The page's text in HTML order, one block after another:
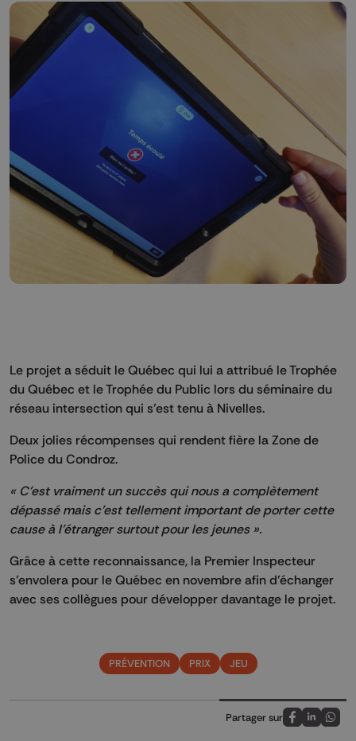
Le projet a séduit le Québec qui lui a attribué le Trophée
du Québec et le Trophée du Public lors du séminaire du
réseau intersection qui s’est tenu à Nivelles.
Deux jolies récompenses qui rendent fière la Zone de
Police du Condroz.
« C’est vraiment un succès qui nous a complètement
dépassé mais c’est tellement important de porter cette
cause à l’étranger surtout pour les jeunes ».
Grâce à cette reconnaissance, la Premier Inspecteur
s’envolera pour le Québec en novembre afin d’échanger
avec ses collègues pour développer davantage le projet.
PRÉVENTION PRIX JEU
Partager sur
Partagez sur
Partagez